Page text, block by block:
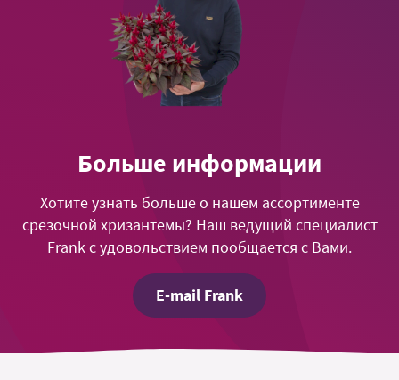
Больше информации
Хотите узнать больше о нашем ассортименте
срезочной хризантемы? Наш ведущий специалист
Frank с удовольствием пообщается с Вами.
E-mail Frank